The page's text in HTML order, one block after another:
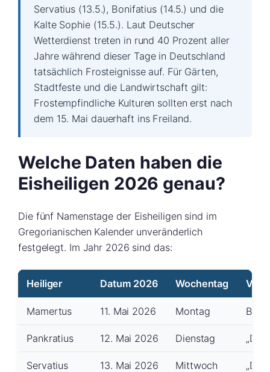
Servatius (13.5.), Bonifatius (14.5.) und die
Kalte Sophie (15.5.). Laut Deutscher
Wetterdienst treten in rund 40 Prozent aller
Jahre während dieser Tage in Deutschland
tatsächlich Frosteignisse auf. Für Gärten,
Stadtfeste und die Landwirtschaft gilt:
Frostempfindliche Kulturen sollten erst nach
dem 15. Mai dauerhaft ins Freiland.
Welche Daten haben die
Eisheiligen 2026 genau?
Die fünf Namenstage der Eisheiligen sind im
Gregorianischen Kalender unveränderlich
festgelegt. Im Jahr 2026 sind das:
Heiliger Datum 2026 Wochentag
Mamertus 11. Mai 2026 Montag
Pankratius 12. Mai 2026 Dienstag „Der
Servatius 13. Mai 2026 Mittwoch „Der